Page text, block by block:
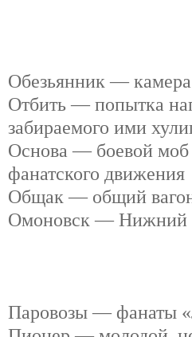
Обезьянник —
Отбить — попытка
забираемого ими
Основа — боевой моб
фанатского движения
Общак — общий
Омоновск — Нижний
Паровозы — фанаты